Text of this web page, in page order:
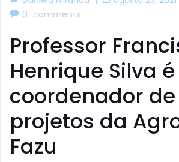
0 comments
Professor
Henrique Silva é
coordenador de
projetos da
Fazu